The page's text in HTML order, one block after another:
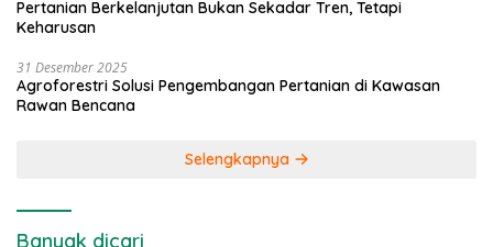
Pertanian Berkelanjutan Bukan Sekadar Tren, Tetapi
Keharusan
31 Desember 2025
Agroforestri Solusi Pengembangan Pertanian di Kawasan
Rawan Bencana
Selengkapnya
Banyak dicari